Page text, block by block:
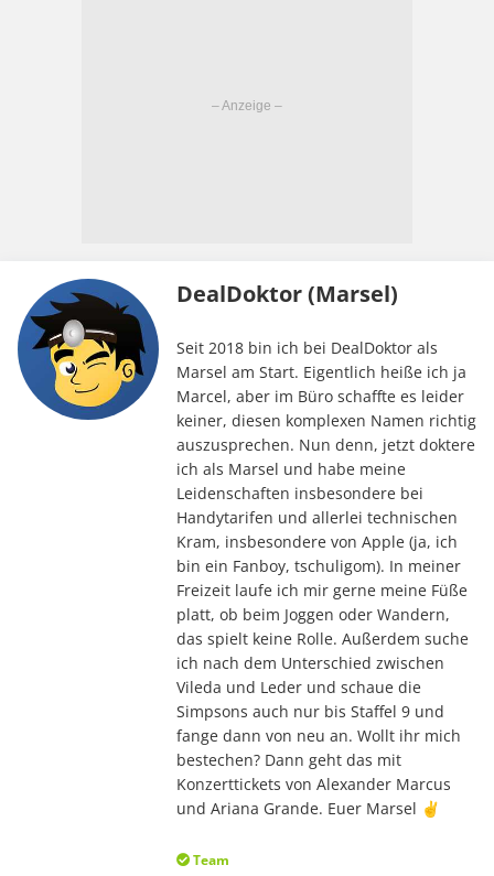
DealDoktor (Marsel)
Seit 2018 bin ich bei DealDoktor als
Marsel am Start. Eigentlich heiße ich ja
Marcel, aber im Büro schaffte es leider
keiner, diesen komplexen Namen richtig
auszusprechen. Nun denn, jetzt doktere
ich als Marsel und habe meine
Leidenschaften insbesondere bei
Handytarifen und allerlei technischen
Kram, insbesondere von Apple (ja, ich
bin ein Fanboy, tschuligom). In meiner
Freizeit laufe ich mir gerne meine Füße
platt, ob beim Joggen oder Wandern,
das spielt keine Rolle. Außerdem suche
ich nach dem Unterschied zwischen
Vileda und Leder und schaue die
Simpsons auch nur bis Staffel 9 und
fange dann von neu an. Wollt ihr mich
bestechen? Dann geht das mit
Konzerttickets von Alexander Marcus
und Ariana Grande. Euer Marsel ✌️
Team